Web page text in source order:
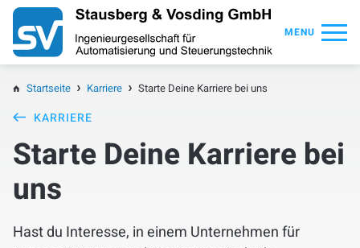
Startseite
Über uns
Mobility Move 2026
Dienstleistungen
MENU
Startseite Karriere Starte Deine Karriere bei uns
KARRIERE
Starte Deine Karriere bei
uns
Hast du Interesse, in einem Unternehmen für